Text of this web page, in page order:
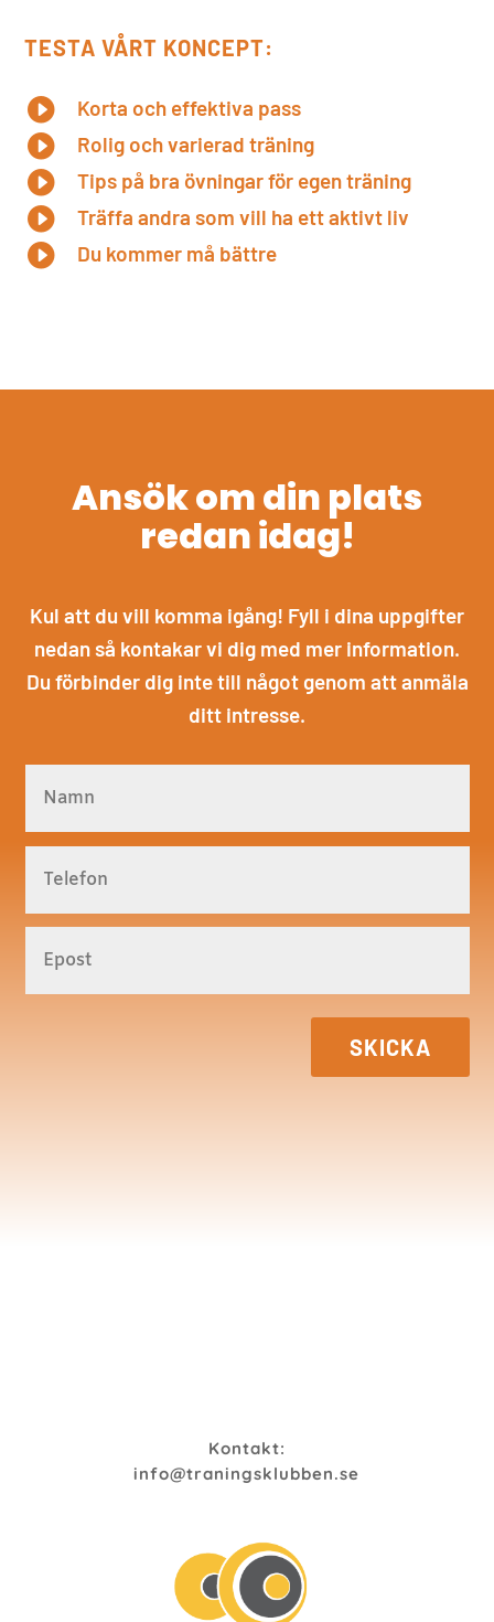
TESTA VÅRT KONCEPT:
 Korta och effektiva pass
 Rolig och varierad träning
 Tips på bra övningar för egen träning
 Träffa andra som vill ha ett aktivt liv
 Du kommer må bättre
Ansök om din plats
redan idag!
Kul att du vill komma igång! Fyll i dina uppgifter
nedan så kontakar vi dig med mer information.
Du förbinder dig inte till något genom att anmäla
ditt intresse.
SKICKA
Kontakt:
info@traningsklubben.se